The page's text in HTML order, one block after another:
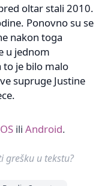
oltar stali 2010.
Ponovno su se
nakon toga
u jednom
je bilo malo
supruge Justine
ili Android.
grešku u tekstu?